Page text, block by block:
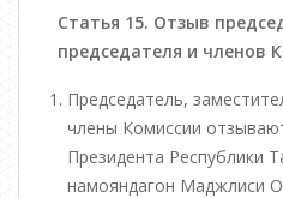
Статья 15. Отзыв
председателя и членов
Председатель,
члены Комиссии
Президента Республики
намояндагон Маджлиси